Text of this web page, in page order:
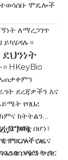
ሞዴሎች
ለማረጋገጥ
ይካሄዳሉ።
HKeyBio
አጠቃቀምን
ደረጃዎችን እና
የባህሪ
ክትትልን
ግልጽ በሆነ፣
ሞዴሎች ጋር
ኃላፊነት ጋር
እና የጤና
የቅኝ ግዛት